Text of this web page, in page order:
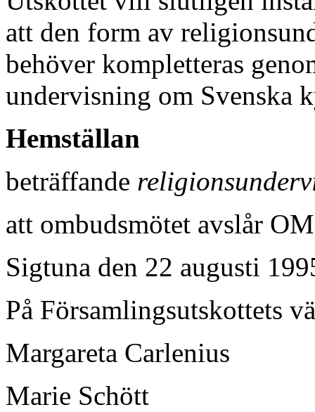
att den form av
behöver kompletteras
undervisning om Svenska
Hemställan
beträffande
att ombudsmötet avslår
Sigtuna den 22 augusti
På Församlingsutskottets
Margareta Carlenius
Marie Schött